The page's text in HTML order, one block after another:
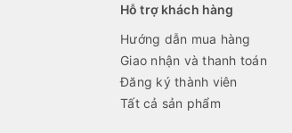
Hỗ trợ khách hàng
Hướng dẫn mua hàng
Giao nhận và thanh toán
Đăng ký thành viên
Tất cả sản phẩm